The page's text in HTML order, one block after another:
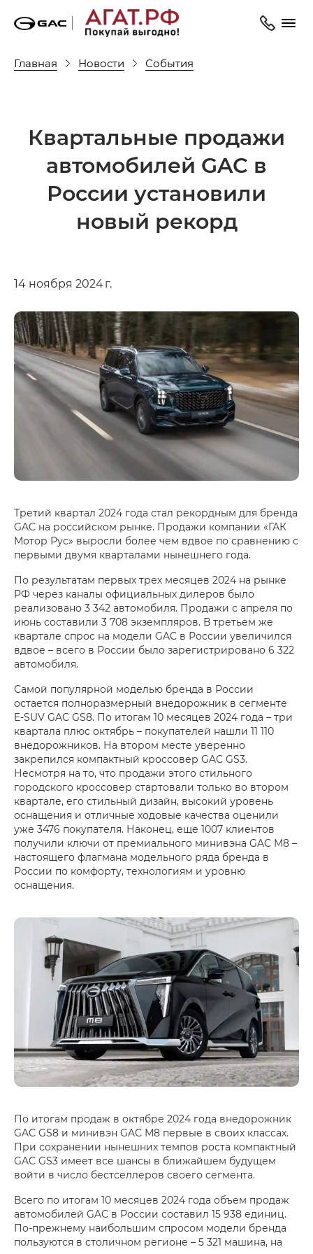
Главная Новости События
Квартальные продажи
автомобилей GAC в
России установили
новый рекорд
14 ноября 2024 г.
Третий квартал 2024 года стал рекордным для бренда
GAC на российском рынке. Продажи компании «ГАК
Мотор Рус» выросли более чем вдвое по сравнению с
первыми двумя кварталами нынешнего года.
По результатам первых трех месяцев 2024 на рынке
РФ через каналы официальных дилеров было
реализовано 3 342 автомобиля. Продажи с апреля по
июнь составили 3 708 экземпляров. В третьем же
квартале спрос на модели GAC в России увеличился
вдвое – всего в России было зарегистрировано 6 322
автомобиля.
Самой популярной моделью бренда в России
остается полноразмерный внедорожник в сегменте
E-SUV GAC GS8. По итогам 10 месяцев 2024 года – три
квартала плюс октябрь – покупателей нашли 11 110
внедорожников. На втором месте уверенно
закрепился компактный кроссовер GAC GS3.
Несмотря на то, что продажи этого стильного
городского кроссовер стартовали только во втором
квартале, его стильный дизайн, высокий уровень
оснащения и отличные ходовые качества оценили
уже 3476 покупателя. Наконец, еще 1007 клиентов
получили ключи от премиального минивэна GAC М8 –
настоящего флагмана модельного ряда бренда в
России по комфорту, технологиям и уровню
оснащения.
По итогам продаж в октябре 2024 года внедорожник
GAC GS8 и минивэн GAC М8 первые в своих классах.
При сохранении нынешних темпов роста компактный
GAC GS3 имеет все шансы в ближайшем будущем
войти в число бестселлеров своего сегмента.
Всего по итогам 10 месяцев 2024 года объем продаж
автомобилей GAC в России составил 15 938 единиц.
По-прежнему наибольшим спросом модели бренда
пользуются в столичном регионе – 5 321 машина, на